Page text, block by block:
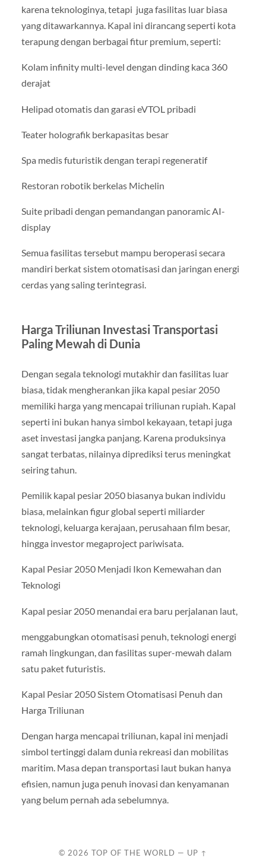
karena teknologinya, tetapi juga fasilitas luar biasa
yang ditawarkannya. Kapal ini dirancang seperti kota
terapung dengan berbagai fitur premium, seperti:
Kolam infinity multi-level dengan dinding kaca 360
derajat
Helipad otomatis dan garasi eVTOL pribadi
Teater holografik berkapasitas besar
Spa medis futuristik dengan terapi regeneratif
Restoran robotik berkelas Michelin
Suite pribadi dengan pemandangan panoramic AI-
display
Semua fasilitas tersebut mampu beroperasi secara
mandiri berkat sistem otomatisasi dan jaringan energi
cerdas yang saling terintegrasi.
Harga Triliunan Investasi Transportasi
Paling Mewah di Dunia
Dengan segala teknologi mutakhir dan fasilitas luar
biasa, tidak mengherankan jika kapal pesiar 2050
memiliki harga yang mencapai triliunan rupiah. Kapal
seperti ini bukan hanya simbol kekayaan, tetapi juga
aset investasi jangka panjang. Karena produksinya
sangat terbatas, nilainya diprediksi terus meningkat
seiring tahun.
Pemilik kapal pesiar 2050 biasanya bukan individu
biasa, melainkan figur global seperti miliarder
teknologi, keluarga kerajaan, perusahaan film besar,
hingga investor megaproject pariwisata.
Kapal Pesiar 2050 Menjadi Ikon Kemewahan dan
Teknologi
Kapal pesiar 2050 menandai era baru perjalanan laut,
menggabungkan otomatisasi penuh, teknologi energi
ramah lingkungan, dan fasilitas super-mewah dalam
satu paket futuristis.
Kapal Pesiar 2050 Sistem Otomatisasi Penuh dan
Harga Triliunan
Dengan harga mencapai triliunan, kapal ini menjadi
simbol tertinggi dalam dunia rekreasi dan mobilitas
maritim. Masa depan transportasi laut bukan hanya
efisien, namun juga penuh inovasi dan kenyamanan
yang belum pernah ada sebelumnya.
© 2026 TOP OF THE WORLD — UP ↑